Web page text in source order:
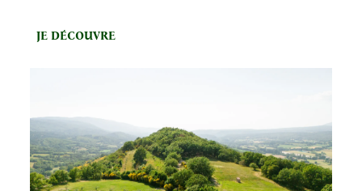
JE DÉCOUVRE